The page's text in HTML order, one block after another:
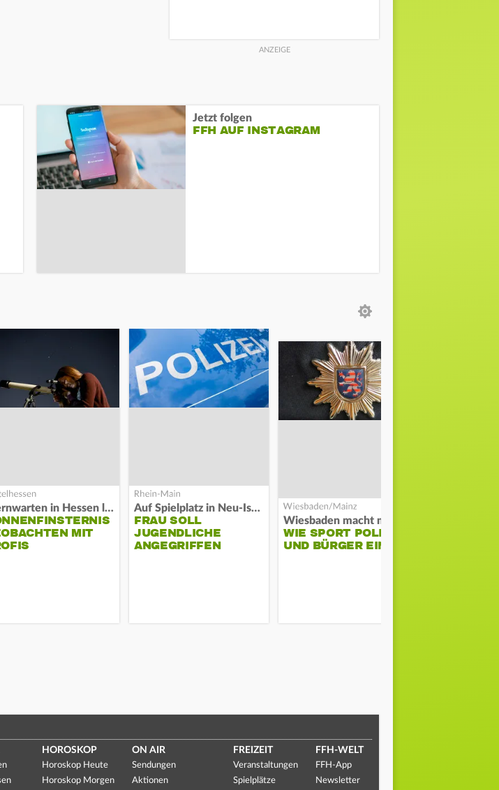
Jetzt folgen
FFH AUF INSTAGRAM
Sternwarten in Hessen laden ein
MIT
Auf Spielplatz in Neu-Isenburg
FRAU SOLL
JUGENDLICHE
ANGEGRIFFEN
Wiesbaden macht mobil
WIE SPORT POLIZEI
UND BÜRGER EINT
HOROSKOP
Horoskop Heute
Horoskop Morgen
ON AIR
Sendungen
Aktionen
FREIZEIT
Veranstaltungen
Spielplätze
FFH-WELT
FFH-App
Newsletter